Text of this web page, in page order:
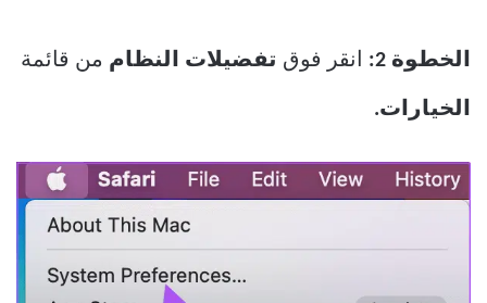
الخطوة 2: انقر فوق تفضيلات النظام من قائمة
الخيارات.